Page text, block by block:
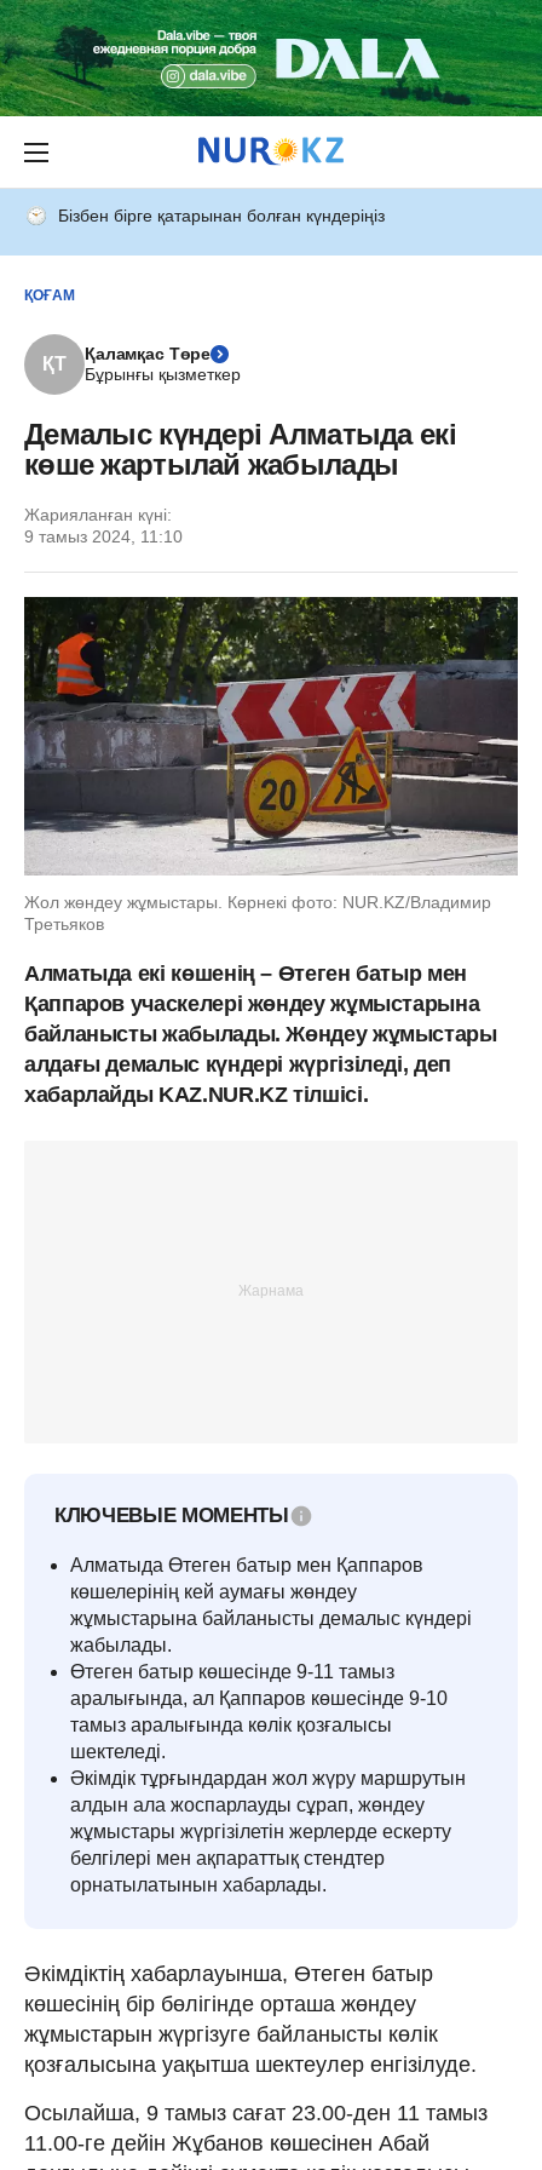
Бізбен бірге қатарынан болған күндеріңіз
ҚОҒАМ
ҚТ
Қаламқас Төре
Бұрынғы қызметкер
Демалыс күндері Алматыда екі
көше жартылай жабылады
Жарияланған күні:
9 тамыз 2024, 11:10
Жол жөндеу жұмыстары. Көрнекі фото: NUR.KZ/Владимир
Третьяков
Алматыда екі көшенің – Өтеген батыр мен
Қаппаров учаскелері жөндеу жұмыстарына
байланысты жабылады. Жөндеу жұмыстары
алдағы демалыс күндері жүргізіледі, деп
хабарлайды KAZ.NUR.KZ тілшісі.
КЛЮЧЕВЫЕ МОМЕНТЫ
Алматыда Өтеген батыр мен Қаппаров
көшелерінің кей аумағы жөндеу
жұмыстарына байланысты демалыс күндері
жабылады.
Өтеген батыр көшесінде 9-11 тамыз
аралығында, ал Қаппаров көшесінде 9-10
тамыз аралығында көлік қозғалысы
шектеледі.
Әкімдік тұрғындардан жол жүру маршрутын
алдын ала жоспарлауды сұрап, жөндеу
жұмыстары жүргізілетін жерлерде ескерту
белгілері мен ақпараттық стендтер
орнатылатынын хабарлады.
Әкімдіктің хабарлауынша, Өтеген батыр
көшесінің бір бөлігінде орташа жөндеу
жұмыстарын жүргізуге байланысты көлік
қозғалысына уақытша шектеулер енгізілуде.
Осылайша, 9 тамыз сағат 23.00-ден 11 тамыз
11.00-ге дейін Жұбанов көшесінен Абай